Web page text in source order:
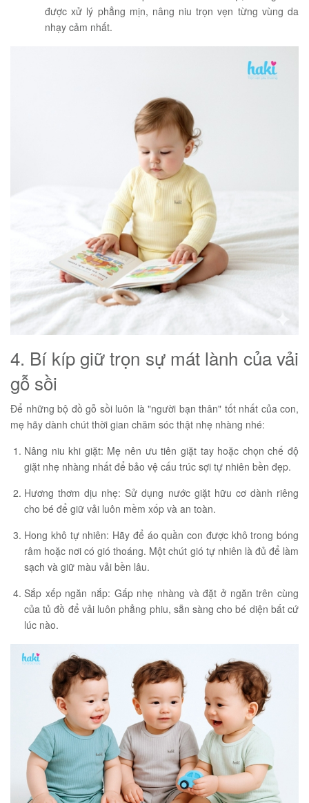
được xử lý phẳng mịn, nâng niu trọn vẹn từng vùng da
nhạy cảm nhất.
4. Bí kíp giữ trọn sự mát lành của vải
gỗ sồi
Để những bộ đồ gỗ sồi luôn là "người bạn thân" tốt nhất của con,
mẹ hãy dành chút thời gian chăm sóc thật nhẹ nhàng nhé:
Nâng niu khi giặt: Mẹ nên ưu tiên giặt tay hoặc chọn chế độ
giặt nhẹ nhàng nhất để bảo vệ cấu trúc sợi tự nhiên bền đẹp.
Hương thơm dịu nhẹ: Sử dụng nước giặt hữu cơ dành riêng
cho bé để giữ vải luôn mềm xốp và an toàn.
Hong khô tự nhiên: Hãy để áo quần con được khô trong bóng
râm hoặc nơi có gió thoáng. Một chút gió tự nhiên là đủ để làm
sạch và giữ màu vải bền lâu.
Sắp xếp ngăn nắp: Gấp nhẹ nhàng và đặt ở ngăn trên cùng
của tủ đồ để vải luôn phẳng phiu, sẵn sàng cho bé diện bất cứ
lúc nào.